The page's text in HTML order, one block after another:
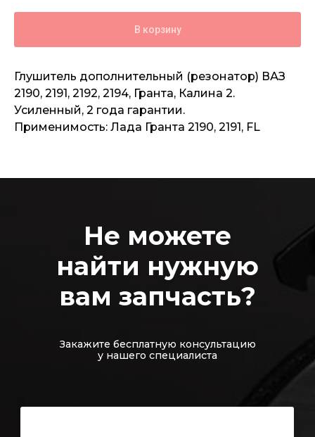
В корзину
Глушитель дополнительный (резонатор) ВАЗ
2190, 2191, 2192, 2194, Гранта, Калина 2.
Усиленный, 2 года гарантии.
Применимость: Лада Гранта 2190, 2191, FL
Не можете
найти нужную
вам запчасть?
Закажите бесплатную консультацию
у нашего специалиста